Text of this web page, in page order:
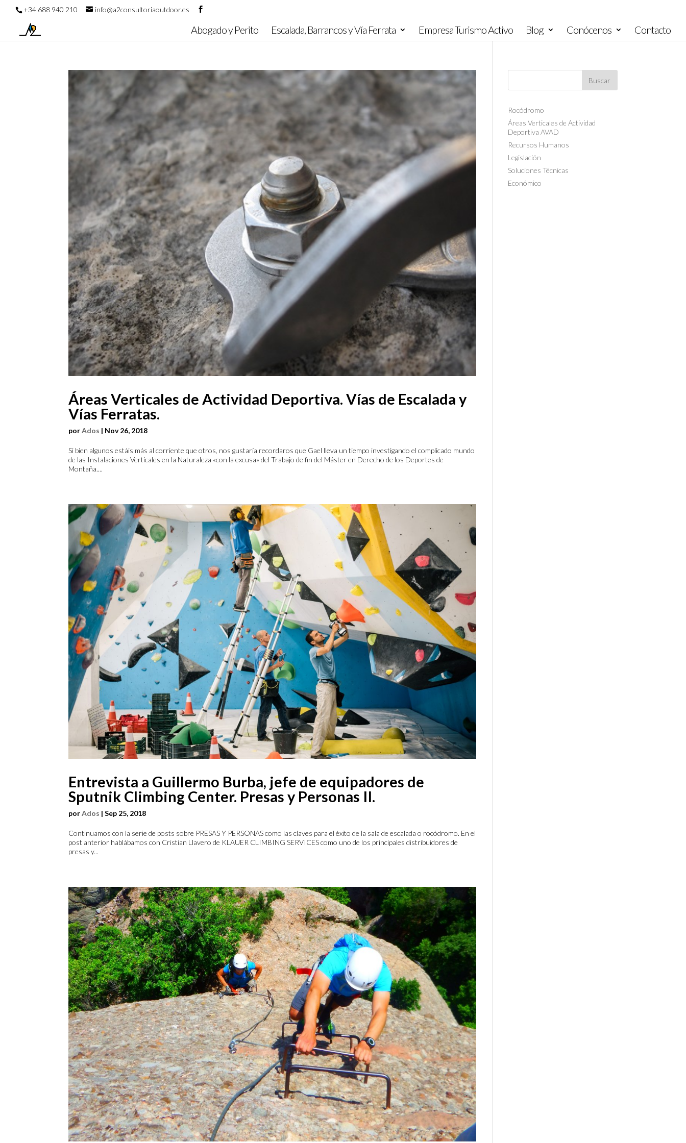
+34 688 940 210 info@a2consultoriaoutdoor.es
Abogado y Perito Escalada, Barrancos y Vía Ferrata Empresa Turismo Activo Blog Conócenos Contacto
Áreas Verticales de Actividad Deportiva. Vías de Escalada y
Vías Ferratas.
porAdos | Nov 26, 2018
Si bien algunos estáis más al corriente que otros, nos gustaría recordaros que Gael lleva un tiempo investigando el complicado mundo
de las Instalaciones Verticales en la Naturaleza «con la excusa» del Trabajo de fin del Máster en Derecho de los Deportes de
Montaña....
Entrevista a Guillermo Burba, jefe de equipadores de
Sputnik Climbing Center. Presas y Personas II.
porAdos |Sep 25, 2018
Continuamos con la serie de posts sobre PRESAS Y PERSONAS como las claves para el éxito de la sala de escalada o rocódromo. En el
post anterior hablábamos con Cristian Llavero de KLAUER CLIMBING SERVICES como uno de los principales distribuidores de
presas y...
Rocódromo
Áreas Verticales de Actividad
Deportiva AVAD
Recursos Humanos
Legislación
Soluciones Técnicas
Económico